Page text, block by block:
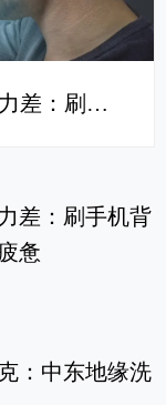
【学术探索】你不是单纯自控力差：刷手机背后，是大脑的习惯回路和精神疲惫
差：刷手机背
惫
：中东地缘洗